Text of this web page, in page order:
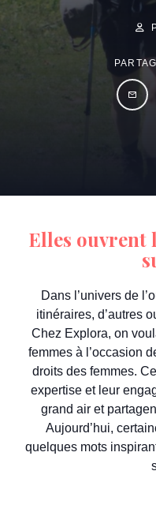
Elles ouvrent
Dans l’univers de
itinéraires, d’autres
Chez Explora, on
femmes à l’occasion
droits des femmes.
expertise et leur
grand air et
Aujourd’hui,
quelques mots